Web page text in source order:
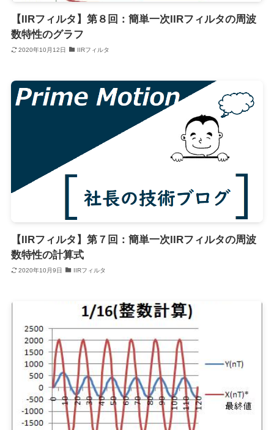
【IIRフィルタ】第８回：簡単一次IIRフィルタの周波
数特性のグラフ
2020年10月12日 IIRフィルタ
【IIRフィルタ】第７回：簡単一次IIRフィルタの周波
数特性の計算式
2020年10月9日 IIRフィルタ